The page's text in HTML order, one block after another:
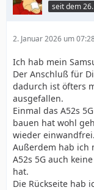
2. Januar 2026 um
Ich hab mein
Der Anschluß für
dadurch ist öfters
ausgefallen.
Einmal das A52s
bauen hat wohl
wieder einwandfrei.
Außerdem hab ich
A52s 5G auch
hat.
Die Rückseite hab